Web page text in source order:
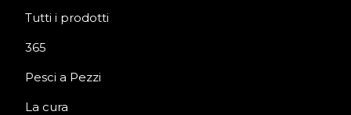
Tutti i prodotti
365
Pesci a Pezzi
La cura